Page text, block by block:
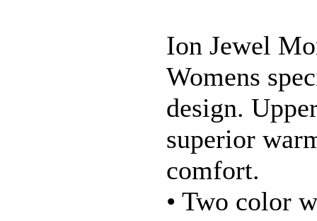
Ion Jewel
Womens
design.
superior
comfort.
• Two color